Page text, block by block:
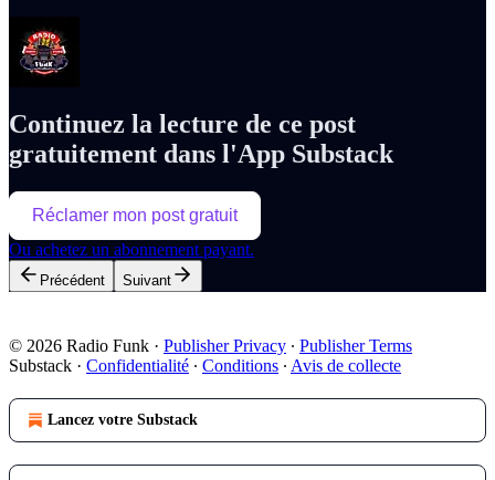
Continuez la lecture de ce post
gratuitement dans l'App Substack
Réclamer mon post gratuit
Ou achetez un abonnement payant.
Précédent Suivant
© 2026 Radio Funk · Publisher Privacy ∙ Publisher Terms
Substack · Confidentialité ∙ Conditions ∙ Avis de collecte
Lancez votre Substack